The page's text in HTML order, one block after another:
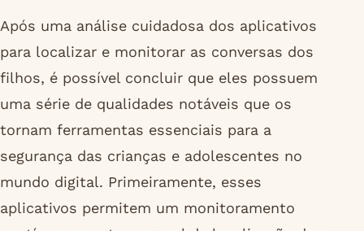
Após uma análise cuidadosa dos aplicativos
para localizar e monitorar as conversas dos
filhos, é possível concluir que eles possuem
uma série de qualidades notáveis que os
tornam ferramentas essenciais para a
segurança das crianças e adolescentes no
mundo digital. Primeiramente, esses
aplicativos permitem um monitoramento